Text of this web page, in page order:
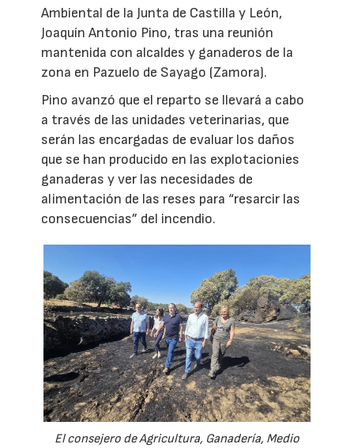
Ambiental de la Junta de Castilla y León,
Joaquín Antonio Pino, tras una reunión
mantenida con alcaldes y ganaderos de la
zona en Pazuelo de Sayago (Zamora).
Pino avanzó que el reparto se llevará a cabo
a través de las unidades veterinarias, que
serán las encargadas de evaluar los daños
que se han producido en las explotacionies
ganaderas y ver las necesidades de
alimentación de las reses para “resarcir las
consecuencias” del incendio.
El consejero de Agricultura, Ganadería, Medio